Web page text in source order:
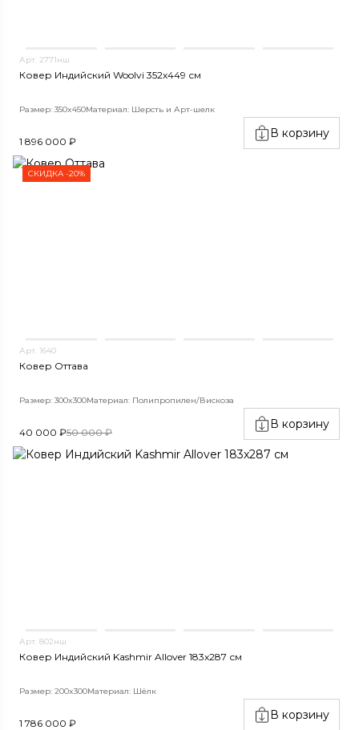
Арт. 2771нш
Ковер Индийский Woolvi 352x449 см
Размер: 350x450Материал: Шерсть и Арт-шелк
1 896 000 ₽
В корзину
СКИДКА -20%
Арт. 1640
Ковер Оттава
Размер: 300x300Материал: Полипропилен/Вискоза
40 000 ₽50 000 ₽
В корзину
Арт. 802нш
Ковер Индийский Kashmir Allover 183x287 см
Размер: 200x300Материал: Шёлк
1 786 000 ₽
В корзину